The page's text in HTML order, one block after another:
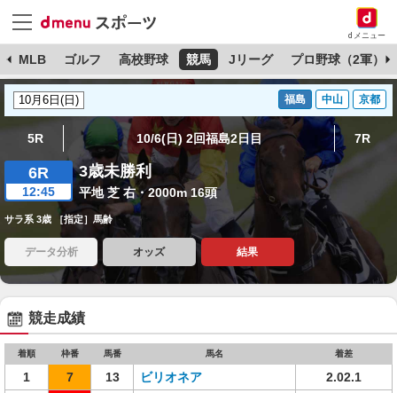
dメニュー
MLB ゴルフ 高校野球 競馬 Jリーグ プロ野球（2軍）
福島 中山 京都
5R 10/6(日) 2回福島2日目 7R
6R
12:45
3歳未勝利
平地 芝 右・2000m 16頭
サラ系 3歳 ［指定］馬齢
データ分析 オッズ 結果
競走成績
着順 枠番 馬番 馬名 着差
1 7 13 ビリオネア
2.02.1